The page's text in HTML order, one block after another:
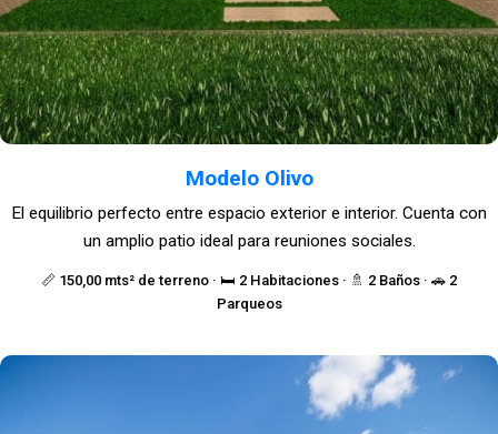
Modelo Olivo
📏 150,00 mts² de terreno · 🛏️ 2 Habitaciones · 🚿 2 Baños · 🚗 2
Parqueos
El equilibrio perfecto entre espacio exterior e interior. Cuenta con
un amplio patio ideal para reuniones sociales.